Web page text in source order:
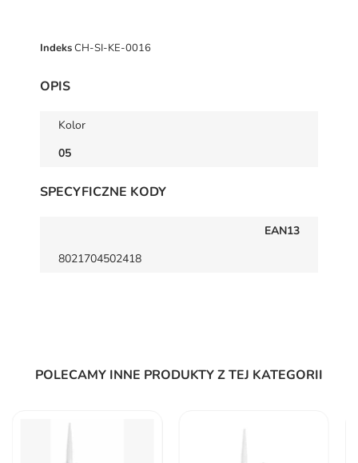
IndeksCH-SI-KE-0016
OPIS
Kolor
05
SPECYFICZNE KODY
EAN13
8021704502418
POLECAMY INNE PRODUKTY Z TEJ KATEGORII